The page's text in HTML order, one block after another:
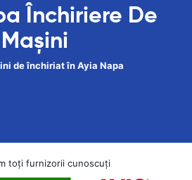
Închiriere De
Maşini
de închiriat în Ayia Napa
toți furnizorii cunoscuți